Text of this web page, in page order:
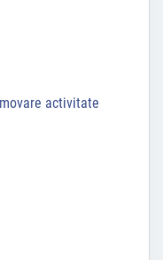
activitate